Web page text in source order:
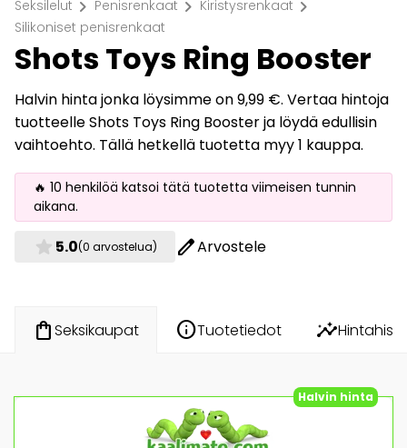
Seksilelut chevron_right Penisrenkaat chevron_right Kiristysrenkaat chevron_right
Silikoniset penisrenkaat
Shots Toys Ring Booster
Halvin hinta jonka löysimme on 9,99 €. Vertaa hintoja
tuotteelle Shots Toys Ring Booster ja löydä edullisin
vaihtoehto. Tällä hetkellä tuotetta myy 1 kauppa.
🔥 10 henkilöä katsoi tätä tuotetta viimeisen tunnin
aikana.
star 5.0(0 arvostelua) editArvostele
shopping_bagSeksikaupat infoTuotetiedot insights
Halvin hinta